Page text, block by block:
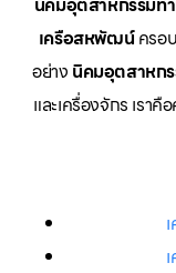
เครือสหพัฒน์ครอ
อย่าง นิคมอุตสาหก
และเครื่องจักร เรา